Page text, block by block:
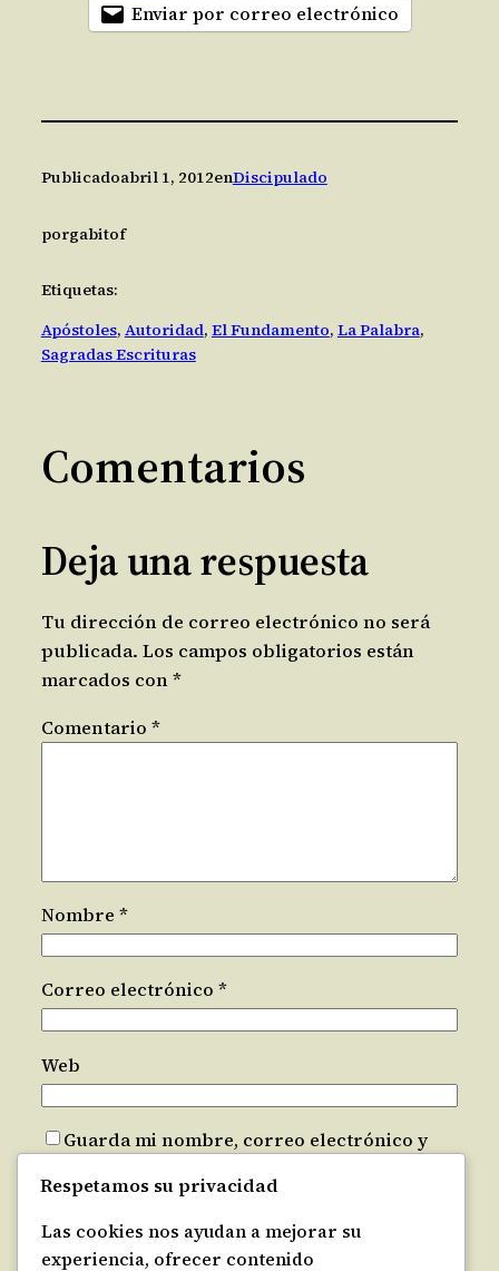
Enviar por correo electrónico
Publicadoabril 1, 2012enDiscipulado
porgabitof
Etiquetas:
Apóstoles, Autoridad, El Fundamento, La Palabra
Sagradas Escrituras
Comentarios
Deja una respuesta
Tu dirección de correo electrónico no será
publicada. Los campos obligatorios están
marcados con *
Comentario *
Nombre *
Correo electrónico *
Web
Guarda mi nombre, correo electrónico y
que comente.
Recibir un correo electrónico con los
Respetamos su privacidad
Las cookies nos ayudan a mejorar su
experiencia, ofrecer contenido